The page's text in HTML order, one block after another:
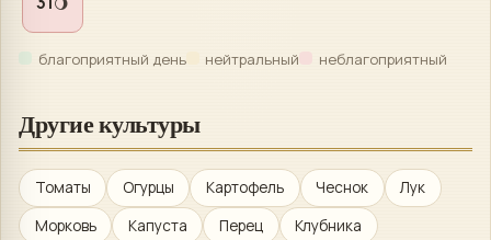
благоприятный день нейтральный неблагоприятный
Другие культуры
Томаты Огурцы Картофель Чеснок
Лук
Морковь
Капуста Перец
Клубника